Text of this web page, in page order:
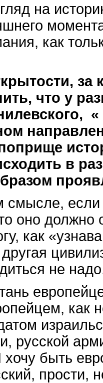
на
как
что у
в
смысле, если
оно должно
как
не
как
русской
быть
прости,